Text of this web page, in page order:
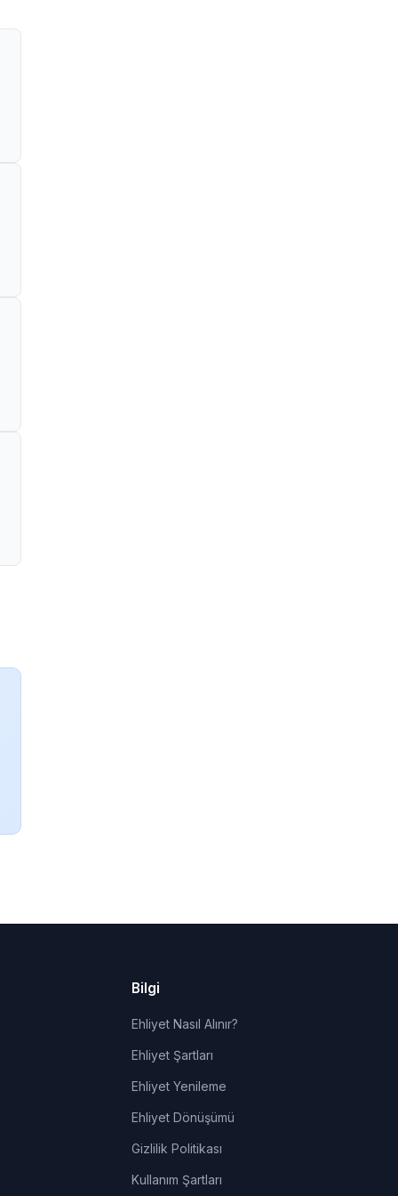
Bilgi
Ehliyet Nasıl Alınır?
Ehliyet Şartları
Ehliyet Yenileme
Ehliyet Dönüşümü
Gizlilik Politikası
Kullanım Şartları